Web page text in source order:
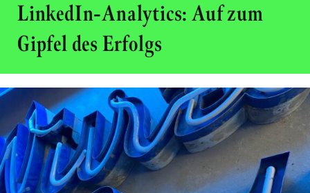
LinkedIn-Analytics: Auf zum
Gipfel des Erfolgs